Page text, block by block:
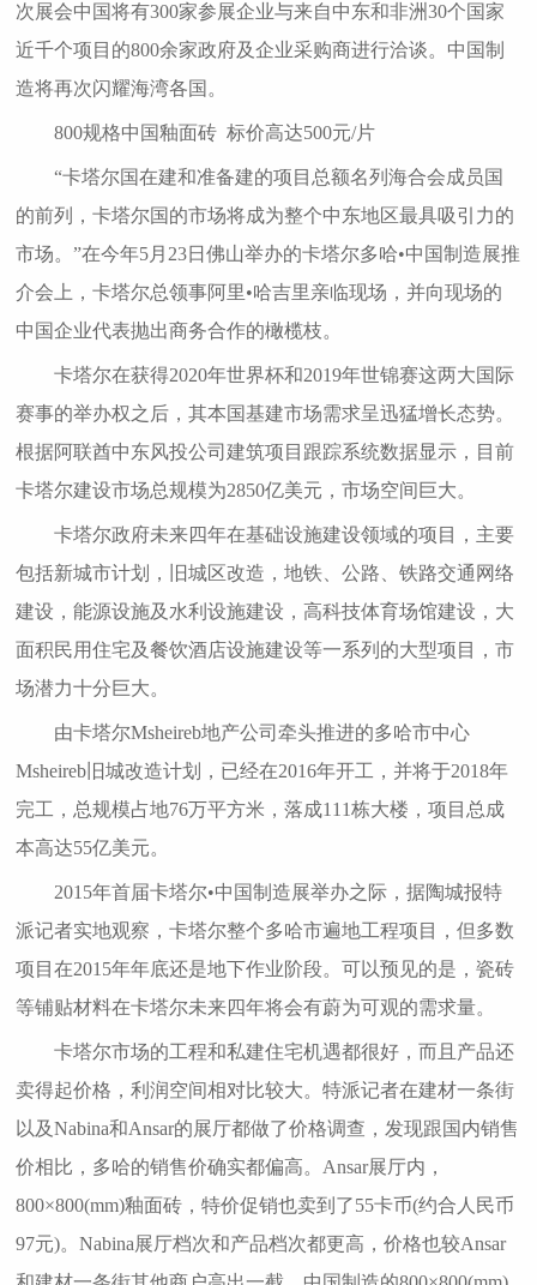
次展会中国将有300家参展企业与来自中东和非洲30个国家
近千个项目的800余家政府及企业采购商进行洽谈。中国制
造将再次闪耀海湾各国。
800规格中国釉面砖 标价高达500元/片
“卡塔尔国在建和准备建的项目总额名列海合会成员国
的前列，卡塔尔国的市场将成为整个中东地区最具吸引力的
市场。”在今年5月23日佛山举办的卡塔尔多哈•中国制造展推
介会上，卡塔尔总领事阿里•哈吉里亲临现场，并向现场的
中国企业代表抛出商务合作的橄榄枝。
卡塔尔在获得2020年世界杯和2019年世锦赛这两大国际
赛事的举办权之后，其本国基建市场需求呈迅猛增长态势。
根据阿联酋中东风投公司建筑项目跟踪系统数据显示，目前
卡塔尔建设市场总规模为2850亿美元，市场空间巨大。
卡塔尔政府未来四年在基础设施建设领域的项目，主要
包括新城市计划，旧城区改造，地铁、公路、铁路交通网络
建设，能源设施及水利设施建设，高科技体育场馆建设，大
面积民用住宅及餐饮酒店设施建设等一系列的大型项目，市
场潜力十分巨大。
由卡塔尔Msheireb地产公司牵头推进的多哈市中心
Msheireb旧城改造计划，已经在2016年开工，并将于2018年
完工，总规模占地76万平方米，落成111栋大楼，项目总成
本高达55亿美元。
2015年首届卡塔尔•中国制造展举办之际，据陶城报特
派记者实地观察，卡塔尔整个多哈市遍地工程项目，但多数
项目在2015年年底还是地下作业阶段。可以预见的是，瓷砖
等铺贴材料在卡塔尔未来四年将会有蔚为可观的需求量。
卡塔尔市场的工程和私建住宅机遇都很好，而且产品还
卖得起价格，利润空间相对比较大。特派记者在建材一条街
以及Nabina和Ansar的展厅都做了价格调查，发现跟国内销售
价相比，多哈的销售价确实都偏高。Ansar展厅内，
800×800(mm)釉面砖，特价促销也卖到了55卡币(约合人民币
97元)。Nabina展厅档次和产品档次都更高，价格也较Ansar